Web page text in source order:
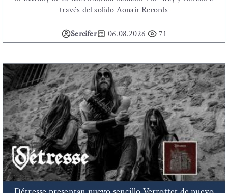
través del solido Aonair Records
Sercifer 06.08.2026 71